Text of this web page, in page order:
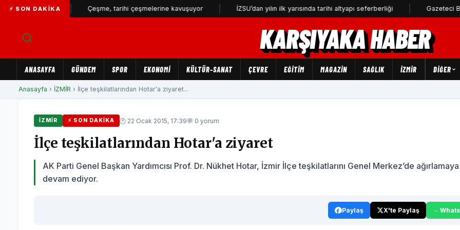
⚡ SON DAKIKA
büyüyor... Çeşme, tarihi çeşmelerine kavuşuyor İZSU’dan yılın ilk yarısında tarihi altyapı seferberliği Gazeteci Barış
KARŞIYAKA HABER
ANASAYFA GÜNDEM SPOR EKONOMİ KÜLTÜR-SANAT ÇEVRE EĞİTİM MAGAZİN SAĞLIK İZMİR DIĞER
Anasayfa › İZMİR › İlçe teşkilatlarından Hotar'a ziyaret...
İZMİR ⚡ SON DAKIKA 🕐 22 Ocak 2015, 17:39💬 0 yorum
İlçe teşkilatlarından Hotar'a ziyaret
AK Parti Genel Başkan Yardımcısı Prof. Dr. Nükhet Hotar, İzmir İlçe teşkilatlarını Genel Merkez’de ağırlamaya
devam ediyor.
Paylaş X'te Paylaş